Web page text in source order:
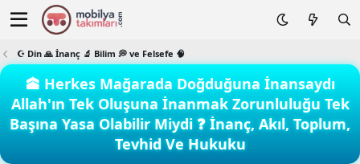
☪️ Din 🙏 İnanç 🔬 Bilim 💭 ve Felsefe 🧠
🕋 Herkes Mağarada Doğduğuna İnansaydı
Allah'ın Tek Oluşuna İnanmak Zorunluluğu Tek
Başına Yasa Olabilir Miydi ❓ İnanç, Akıl, Toplum,
Tevhid Ve Hukuku